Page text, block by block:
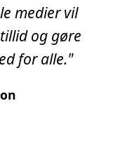
medier vil
og gøre
for alle."